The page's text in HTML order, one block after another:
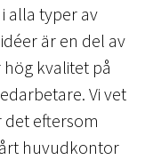
alla typer av
är en del av
kvalitet på
Vi vet
eftersom
huvudkontor